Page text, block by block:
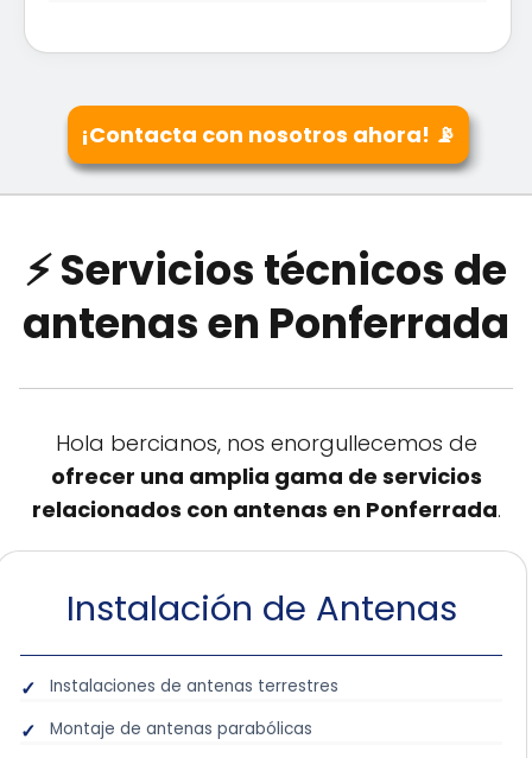
¡Contacta con nosotros ahora! 📡
⚡ Servicios técnicos de
antenas en Ponferrada
Hola bercianos, nos enorgullecemos de
ofrecer una amplia gama de servicios
relacionados con antenas en Ponferrada.
Instalación de Antenas
Instalaciones de antenas terrestres
Montaje de antenas parabólicas